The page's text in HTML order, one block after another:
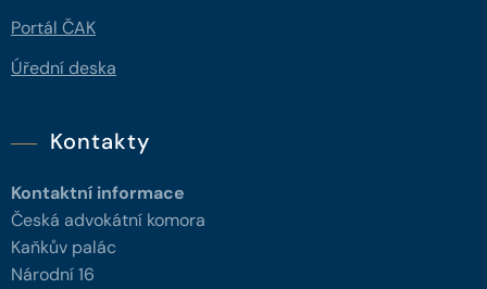
Portál ČAK
Úřední deska
Kontakty
Kontaktní informace
Česká advokátní komora
Kaňkův palác
Národní 16